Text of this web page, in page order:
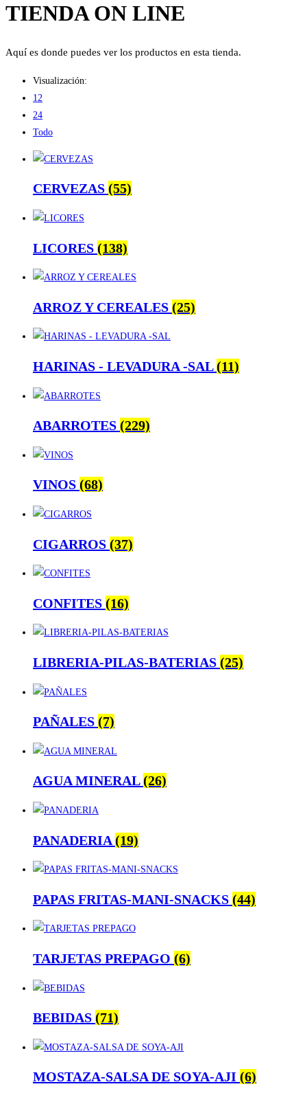
esta
TIENDA ON LINE
Aquí es donde puedes ver los productos en esta tienda.
Visualización:
12
24
Todo
CERVEZAS (55)
LICORES (138)
ARROZ Y CEREALES (25)
HARINAS - LEVADURA -SAL(11)
ABARROTES (229)
VINOS (68)
CIGARROS (37)
CONFITES (16)
LIBRERIA-PILAS-BATERIAS (25)
PAÑALES (7)
AGUA MINERAL(26)
PANADERIA(19)
PAPAS FRITAS-MANI-SNACKS (44)
TARJETAS PREPAGO (6)
BEBIDAS (71)
MOSTAZA-SALSA DE SOYA-AJI (6)